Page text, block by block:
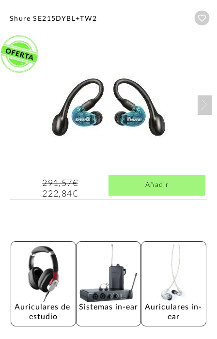
Shure SE215DYBL+TW2
291,57€
222,84€
Añadir
Auriculares de
estudio
Sistemas in-ear
Auriculares in-
ear